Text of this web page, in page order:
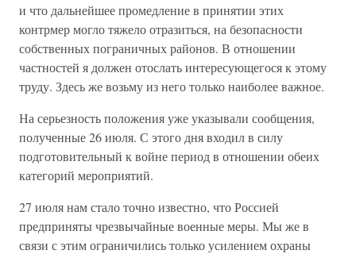
и что дальнейшее промедление в принятии этих
контрмер могло тяжело отразиться, на безопасности
собственных пограничных районов. В отношении
частностей я должен отослать интересующегося к этому
труду. Здесь же возьму из него только наиболее важное.
На серьезность положения уже указывали сообщения,
полученные 26 июля. С этого дня входил в силу
подготовительный к войне период в отношении обеих
категорий мероприятий.
27 июля нам стало точно известно, что Россией
предприняты чрезвычайные военные меры. Мы же в
связи с этим ограничились только усилением охраны